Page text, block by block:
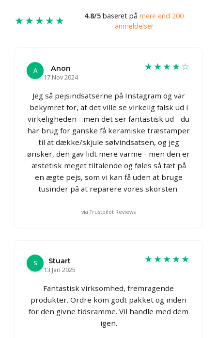
★★★★★ 4.8/5 baseret på mere end 200
anmeldelser
A
Anon
17 Nov 2024
★★★★☆
Jeg så pejsindsatserne på Instagram og var
bekymret for, at det ville se virkelig falsk ud i
virkeligheden - men det ser fantastisk ud - du
har brug for ganske få keramiske træstamper
til at dække/skjule sølvindsatsen, og jeg
ønsker, den gav lidt mere varme - men den er
æstetisk meget tiltalende og føles så tæt på
en ægte pejs, som vi kan få uden at bruge
tusinder på at reparere vores skorsten.
via Trustpilot Reviews
S
Stuart
13 Jan 2025
★★★★★
Fantastisk virksomhed, fremragende
produkter. Ordre kom godt pakket og inden
for den givne tidsramme. Vil handle med dem
igen.